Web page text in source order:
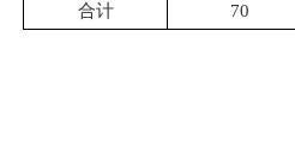
合计 70